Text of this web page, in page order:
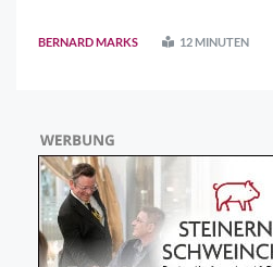
Entscheidungen mit Zuhören beg ..
BERNARD MARKS 12 MINUTEN